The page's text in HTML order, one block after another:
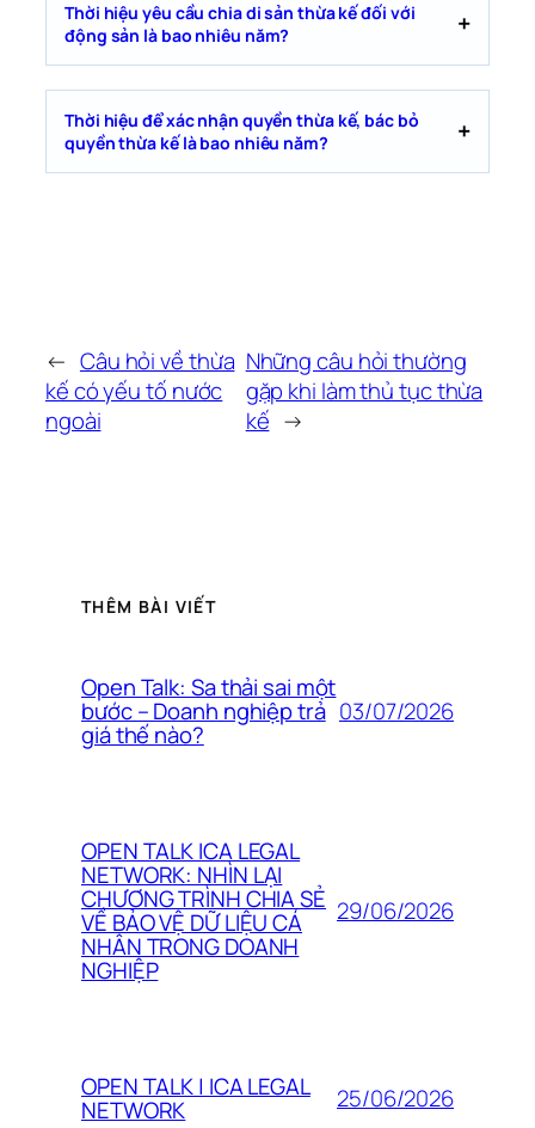
Thời hiệu yêu cầu chia di sản thừa kế đối với
động sản là bao nhiêu năm?
Thời hiệu để xác nhận quyền thừa kế, bác bỏ
quyền thừa kế là bao nhiêu năm?
← Câu hỏi về thừa
kế có yếu tố nước
ngoài
Những câu hỏi thường
gặp khi làm thủ tục thừa
kế →
THÊM BÀI VIẾT
Open Talk: Sa thải sai một
bước – Doanh nghiệp trả
giá thế nào?
03/07/2026
OPEN TALK ICA LEGAL
NETWORK: NHÌN LẠI
CHƯƠNG TRÌNH CHIA SẺ
VỀ BẢO VỆ DỮ LIỆU CÁ
NHÂN TRONG DOANH
NGHIỆP
29/06/2026
OPEN TALK | ICA LEGAL
NETWORK 25/06/2026